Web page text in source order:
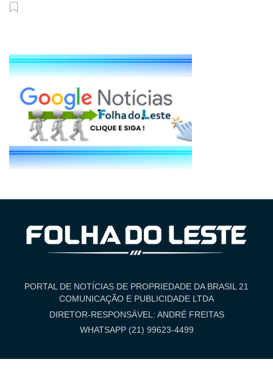
PORTAL DE NOTÍCIAS DE PROPRIEDADE DA BRASIL 21
COMUNICAÇÃO E PUBLICIDADE LTDA
DIRETOR-RESPONSÁVEL: ANDRÉ FREITAS
WHATSAPP (21) 99623-4499